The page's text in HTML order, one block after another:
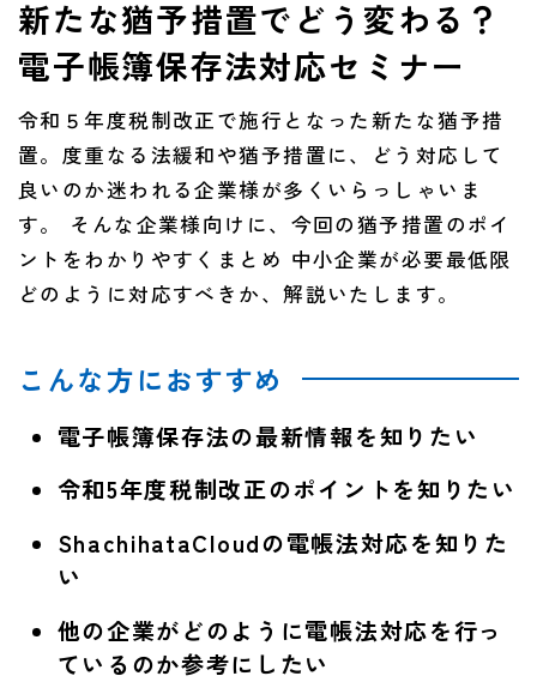
新たな猶予措置でどう変わる？
電子帳簿保存法対応セミナー
令和５年度税制改正で施行となった新たな猶予措
置。度重なる法緩和や猶予措置に、どう対応して
良いのか迷われる企業様が多くいらっしゃいま
す。 そんな企業様向けに、今回の猶予措置のポイ
ントをわかりやすくまとめ 中小企業が必要最低限
どのように対応すべきか、解説いたします。
こんな方におすすめ
電子帳簿保存法の最新情報を知りたい
令和5年度税制改正のポイントを知りたい
ShachihataCloudの電帳法対応を知りた
い
他の企業がどのように電帳法対応を行っ
ているのか参考にしたい